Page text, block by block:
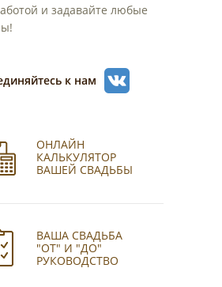
и задавайте любые
к нам
ОНЛАЙН
КАЛЬКУЛЯТОР
ВАШЕЙ СВАДЬБЫ
ВАША СВАДЬБА
"ОТ" И "ДО"
РУКОВОДСТВО